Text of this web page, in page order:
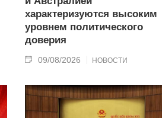
характеризуются высоким
уровнем политического
доверия
09/08/2026 НОВОСТИ